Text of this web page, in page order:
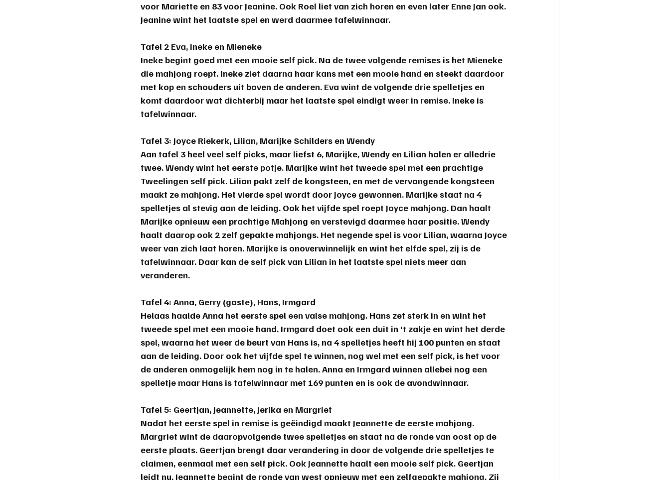
voor Mariette en 83 voor Jeanine. Ook Roel liet van zich horen en even later Enne Jan ook.
Jeanine wint het laatste spel en werd daarmee tafelwinnaar.
Tafel 2 Eva, Ineke en Mieneke
Ineke begint goed met een mooie self pick. Na de twee volgende remises is het Mieneke
die mahjong roept. Ineke ziet daarna haar kans met een mooie hand en steekt daardoor
met kop en schouders uit boven de anderen. Eva wint de volgende drie spelletjes en
komt daardoor wat dichterbij maar het laatste spel eindigt weer in remise. Ineke is
tafelwinnaar.
Tafel 3: Joyce Riekerk, Lilian, Marijke Schilders en Wendy
Aan tafel 3 heel veel self picks, maar liefst 6, Marijke, Wendy en Lilian halen er alledrie
twee. Wendy wint het eerste potje. Marijke wint het tweede spel met een prachtige
Tweelingen self pick. Lilian pakt zelf de kongsteen, en met de vervangende kongsteen
maakt ze mahjong. Het vierde spel wordt door Joyce gewonnen. Marijke staat na 4
spelletjes al stevig aan de leiding. Ook het vijfde spel roept Joyce mahjong. Dan haalt
Marijke opnieuw een prachtige Mahjong en verstevigd daarmee haar positie. Wendy
haalt daarop ook 2 zelf gepakte mahjongs. Het negende spel is voor Lilian, waarna Joyce
weer van zich laat horen. Marijke is onoverwinnelijk en wint het elfde spel, zij is de
tafelwinnaar. Daar kan de self pick van Lilian in het laatste spel niets meer aan
veranderen.
Tafel 4: Anna, Gerry (gaste), Hans, Irmgard
Helaas haalde Anna het eerste spel een valse mahjong. Hans zet sterk in en wint het
tweede spel met een mooie hand. Irmgard doet ook een duit in 't zakje en wint het derde
spel, waarna het weer de beurt van Hans is, na 4 spelletjes heeft hij 100 punten en staat
aan de leiding. Door ook het vijfde spel te winnen, nog wel met een self pick, is het voor
de anderen onmogelijk hem nog in te halen. Anna en Irmgard winnen allebei nog een
spelletje maar Hans is tafelwinnaar met 169 punten en is ook de avondwinnaar.
Tafel 5: Geertjan, Jeannette, Jerika en Margriet
Nadat het eerste spel in remise is geëindigd maakt Jeannette de eerste mahjong.
Margriet wint de daaropvolgende twee spelletjes en staat na de ronde van oost op de
eerste plaats. Geertjan brengt daar verandering in door de volgende drie spelletjes te
claimen, eenmaal met een self pick. Ook Jeannette haalt een mooie self pick. Geertjan
leidt nu. Jeannette begint de ronde van west opnieuw met een zelfgepakte mahjong. Zij